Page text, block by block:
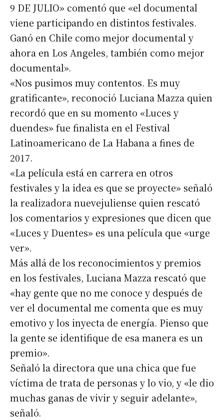
9 DE JULIO» comentó que «el documental
viene participando en distintos festivales.
Ganó en Chile como mejor documental y
ahora en Los Angeles, también como mejor
documental».
«Nos pusimos muy contentos. Es muy
gratificante», reconoció Luciana Mazza quien
recordó que en su momento «Luces y
duendes» fue finalista en el Festival
Latinoamericano de La Habana a fines de
2017.
«La película está en carrera en otros
festivales y la idea es que se proyecte» señaló
la realizadora nuevejuliense quien rescató
los comentarios y expresiones que dicen que
«Luces y Duentes» es una película que «urge
ver».
Más allá de los reconocimientos y premios
en los festivales, Luciana Mazza rescató que
«hay gente que no me conoce y después de
ver el documental me comenta que es muy
emotivo y los inyecta de energía. Pienso que
la gente se identifique de esa manera es un
premio».
Señaló la directora que una chica que fue
víctima de trata de personas y lo vio, y «le dio
muchas ganas de vivir y seguir adelante»,
señaló.